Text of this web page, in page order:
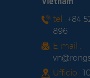
tel : +84
896
E-mail :
Ufficio :